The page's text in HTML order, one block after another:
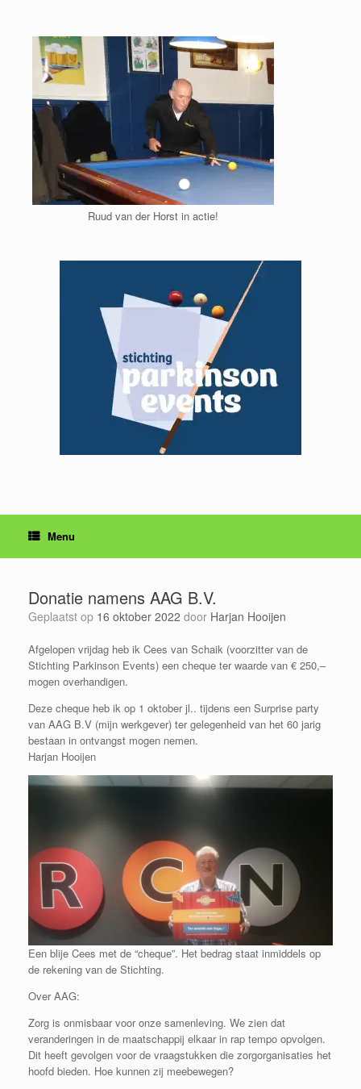
Ruud van der Horst in actie!
Menu
Donatie namens AAG B.V.
Geplaatst op 16 oktober 2022 door Harjan Hooijen
Afgelopen vrijdag heb ik Cees van Schaik (voorzitter van de
Stichting Parkinson Events) een cheque ter waarde van € 250,–
mogen overhandigen.
Deze cheque heb ik op 1 oktober jl.. tijdens een Surprise party
van AAG B.V (mijn werkgever) ter gelegenheid van het 60 jarig
bestaan in ontvangst mogen nemen.
Harjan Hooijen
Een blije Cees met de “cheque”. Het bedrag staat inmiddels op
de rekening van de Stichting.
Over AAG:
Zorg is onmisbaar voor onze samenleving. We zien dat
veranderingen in de maatschappij elkaar in rap tempo opvolgen.
Dit heeft gevolgen voor de vraagstukken die zorgorganisaties het
hoofd bieden. Hoe kunnen zij meebewegen?